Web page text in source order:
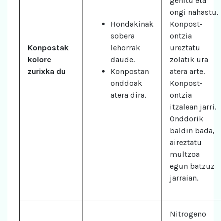
Konpostak
kolore
zurixka du
Hondakinak
sobera
lehorrak
daude.
Konpostan
onddoak
atera dira.
ongi nahastu.
Konpost-
ontzia
ureztatu
zolatik ura
atera arte.
Konpost-
ontzia
itzalean jarri.
Onddorik
baldin bada,
aireztatu
multzoa
egun batzuz
jarraian.
Nitrogeno